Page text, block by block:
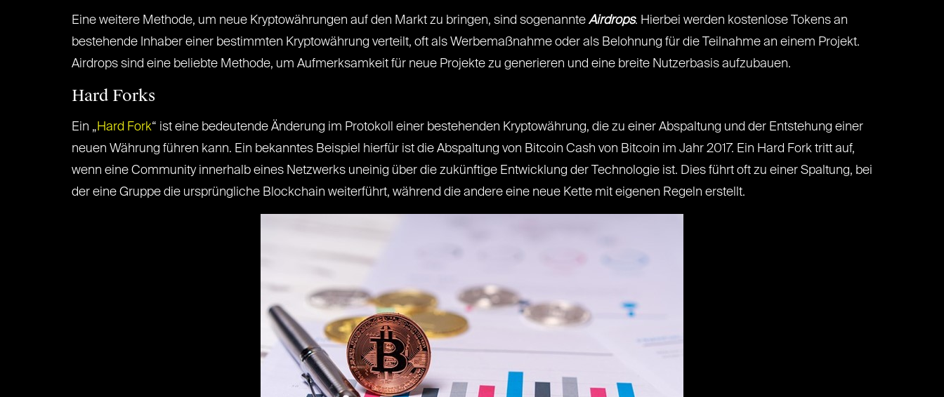
Eine weitere Methode, um neue Kryptowährungen auf den Markt zu bringen, sind sogenannte Airdrops. Hierbei werden kostenlose Tokens an
bestehende Inhaber einer bestimmten Kryptowährung verteilt, oft als Werbemaßnahme oder als Belohnung für die Teilnahme an einem Projekt.
Airdrops sind eine beliebte Methode, um Aufmerksamkeit für neue Projekte zu generieren und eine breite Nutzerbasis aufzubauen.
Hard Forks
Ein „Hard Fork“ ist eine bedeutende Änderung im Protokoll einer bestehenden Kryptowährung, die zu einer Abspaltung und der Entstehung einer
neuen Währung führen kann. Ein bekanntes Beispiel hierfür ist die Abspaltung von Bitcoin Cash von Bitcoin im Jahr 2017. Ein Hard Fork tritt auf,
wenn eine Community innerhalb eines Netzwerks uneinig über die zukünftige Entwicklung der Technologie ist. Dies führt oft zu einer Spaltung, bei
der eine Gruppe die ursprüngliche Blockchain weiterführt, während die andere eine neue Kette mit eigenen Regeln erstellt.